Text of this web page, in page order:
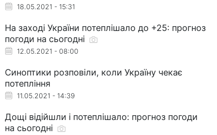
18.05.2021 - 15:31
На заході України потеплішало до +25: прогноз
погоди на сьогодні
12.05.2021 - 08:00
Синоптики розповіли, коли Україну чекає
потепління
11.05.2021 - 14:39
Дощі відійшли і потеплішало: прогноз погоди
на сьогодні